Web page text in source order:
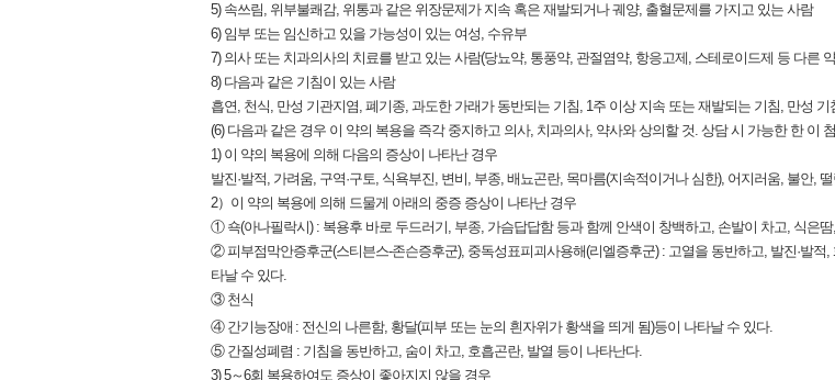
5) 속쓰림, 위부불쾌감, 위통과 같은 위장문제가 지속 혹은 재발되거나 궤양, 출혈문제를 가지고 있는 사람
6) 임부 또는 임신하고 있을 가능성이 있는 여성, 수유부
7) 의사 또는 치과의사의 치료를 받고 있는 사람(당뇨약, 통풍약, 관절염약, 항응고제, 스테로이드제 등 다른
8) 다음과 같은 기침이 있는 사람
흡연, 천식, 만성 기관지염, 폐기종, 과도한 가래가 동반되는 기침, 1주 이상 지속 또는 재발되는 기침, 만성
(6) 다음과 같은 경우 이 약의 복용을 즉각 중지하고 의사, 치과의사, 약사와 상의할 것. 상담 시 가능한 한 이
1) 이 약의 복용에 의해 다음의 증상이 나타난 경우
발진·발적, 가려움, 구역·구토, 식욕부진, 변비, 부종, 배뇨곤란, 목마름(지속적이거나 심한), 어지러움, 불안,
2）이 약의 복용에 의해 드물게 아래의 중증 증상이 나타난 경우
① 쇽(아나필락시) : 복용후 바로 두드러기, 부종, 가슴답답함 등과 함께 안색이 창백하고, 손발이 차고, 식은
② 피부점막안증후군(스티븐스-존슨증후군), 중독성표피괴사용해(리엘증후군) : 고열을 동반하고, 발진·발
타날 수 있다.
③ 천식
④ 간기능장애 : 전신의 나른함, 황달(피부 또는 눈의 흰자위가 황색을 띄게 됨)등이 나타날 수 있다.
⑤ 간질성폐렴 : 기침을 동반하고, 숨이 차고, 호흡곤란, 발열 등이 나타난다.
3) 5～6회 복용하여도 증상이 좋아지지 않을 경우